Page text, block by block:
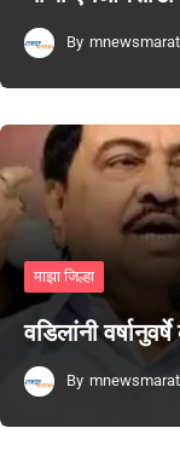
By
माझा जिल्हा
वडिलांनी
By